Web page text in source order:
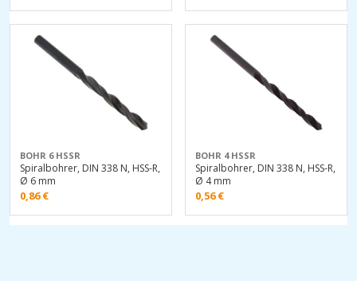
BOHR 6 HSSR
Spiralbohrer, DIN 338 N, HSS-R,
Ø 6 mm
0,86€
BOHR 4 HSSR
Spiralbohrer, DIN 338 N, HSS-R,
Ø 4 mm
0,56€